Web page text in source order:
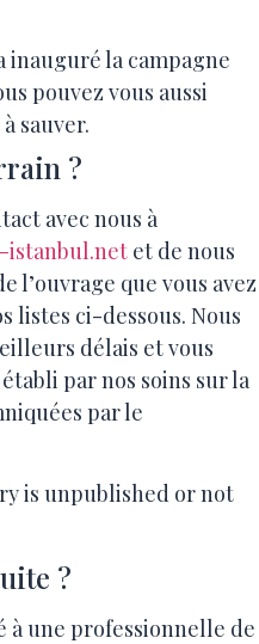
inauguré la campagne
pouvez vous aussi
sauver.
?
avec nous à
istanbul.net et de nous
l’ouvrage que vous avez
listes ci-dessous. Nous
délais et vous
par nos soins sur la
par le
is unpublished or not
?
à une professionnelle de